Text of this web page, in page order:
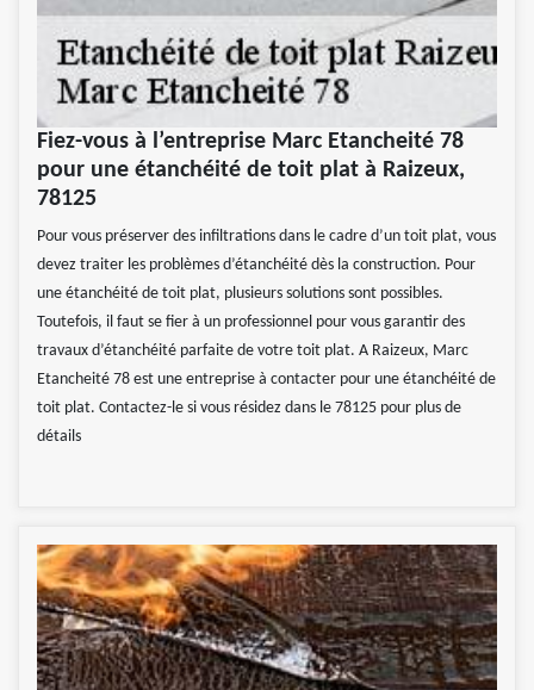
Fiez-vous à l’entreprise Marc Etancheité 78
pour une étanchéité de toit plat à Raizeux,
78125
Pour vous préserver des infiltrations dans le cadre d’un toit plat, vous
devez traiter les problèmes d’étanchéité dès la construction. Pour
une étanchéité de toit plat, plusieurs solutions sont possibles.
Toutefois, il faut se fier à un professionnel pour vous garantir des
travaux d’étanchéité parfaite de votre toit plat. A Raizeux, Marc
Etancheité 78 est une entreprise à contacter pour une étanchéité de
toit plat. Contactez-le si vous résidez dans le 78125 pour plus de
détails